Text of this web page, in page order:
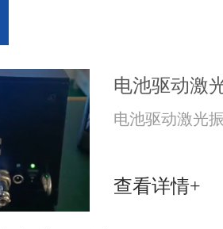
电池驱动激
电池驱动激光
查看详情+